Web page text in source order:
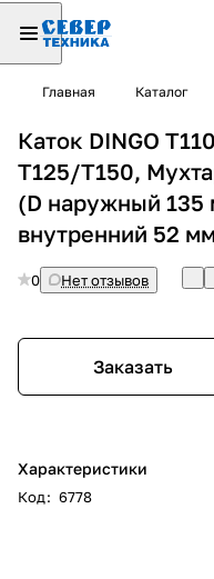
Главная Каталог
Каток DINGO
Т125/Т150,
(D наружный 135
внутренний 52
0 Нет отзывов
Заказать
Характеристики
Код: 6778